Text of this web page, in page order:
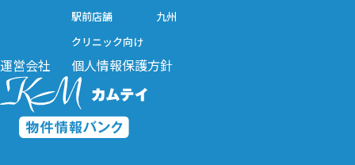
駅前店舗
クリニック向け
九州
運営会社 個人情報保護方針